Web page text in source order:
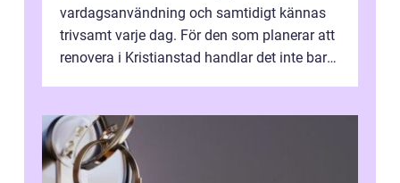
vardagsanvändning och samtidigt kännas
trivsamt varje dag. För den som planerar att
renovera i Kristianstad handlar det inte bara